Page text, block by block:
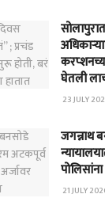
घेतली
23 JULY
जगन्नाथ
21 JULY